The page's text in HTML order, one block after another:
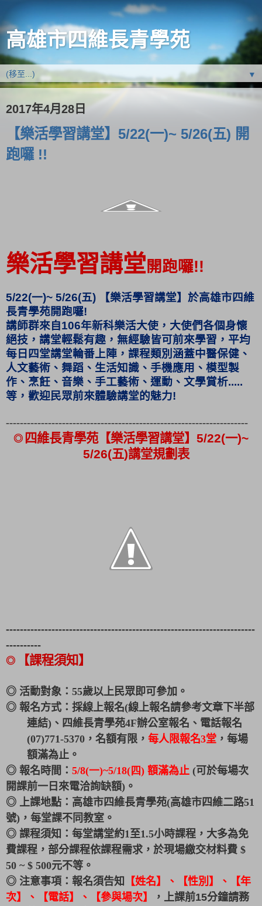
高雄市四維長青學苑
▼
2017年4月28日
【樂活學習講堂】5/22(一)~ 5/26(五) 開
跑囉 !!
樂活學習講堂 開跑囉!!
5/22(一)~ 5/26(五)
【樂活學習講堂】於高雄市四維
長青學苑開跑囉!
講師群來自106年新科樂活大使，大使們各個身懷
絕技，講堂輕鬆有趣，無經驗皆可前來學習，平均
每日四堂講堂輪番上陣，課程類別涵蓋中醫保健、
人文藝術、舞蹈、生活知識、手機應用、模型製
作、烹飪、音樂、手工藝術、運動、文學賞析.....
等，歡迎民眾前來體驗講堂的魅力!
---------------------------------------------------------------------
◎ 四維長青學苑【樂活學習講堂】 5/22(一)~
5/26(五)講堂規劃表
-----------------------------------------------------------------------
----------
◎ 【課程須知】
◎ 活動對象： 55歲以上民眾即可參加。
◎ 報名方式：採線上報名(線上報名請參考文章下半部
連結) 、四維長青學苑4F辦公室報名、電話報名
(07)771-5370 ，名額有限，每人限報名3堂 ，每場
額滿為止。
◎ 報名時間： 5/8(一)~5/18(四) 額滿為止 (可於每場次
開課前一日來電洽詢缺額) 。
◎ 上課地點：高雄市四維長青學苑(高雄市四維二路51
號) ，每堂課不同教室。
◎ 課程須知：每堂講堂約1 至1.5小時課程，大多為免
費課程，部分課程依課程需求，於現場繳交材料費 $
50 ~ $ 500元不等。
◎ 注意事項：報名須告知
【姓名】、【性別】、【年
次】、【電話】、【參與場次】
，上課前15分鐘請務